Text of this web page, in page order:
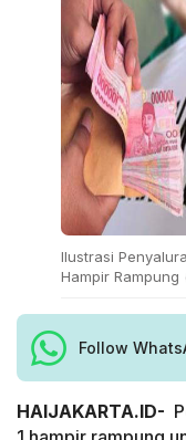
Ilustrasi
Hampir Rampung
Follow
HAIJAKARTA.ID-